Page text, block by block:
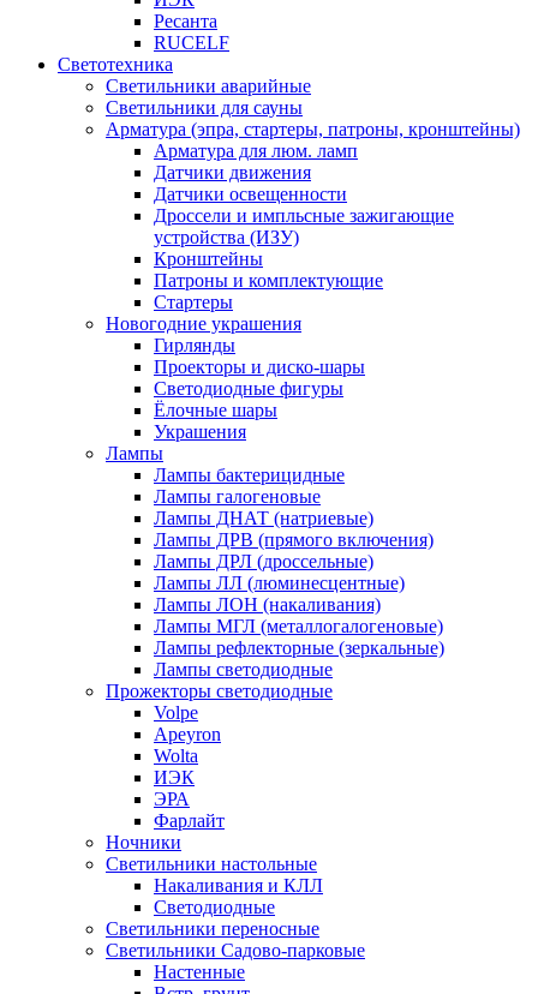
Ресанта
RUCELF
Светотехника
Светильники аварийные
Светильники для сауны
Арматура (эпра, стартеры, патроны, кронштейны)
Арматура для люм. ламп
Датчики движения
Датчики освещенности
Дроссели и импльсные зажигающие
устройства (ИЗУ)
Кронштейны
Патроны и комплектующие
Стартеры
Новогодние украшения
Гирлянды
Проекторы и диско-шары
Светодиодные фигуры
Ёлочные шары
Украшения
Лампы
Лампы бактерицидные
Лампы галогеновые
Лампы ДНАТ (натриевые)
Лампы ДРВ (прямого включения)
Лампы ДРЛ (дроссельные)
Лампы ЛЛ (люминесцентные)
Лампы ЛОН (накаливания)
Лампы МГЛ (металлогалогеновые)
Лампы рефлекторные (зеркальные)
Лампы светодиодные
Прожекторы светодиодные
Volpe
Apeyron
Wolta
ИЭК
ЭРА
Фарлайт
Ночники
Светильники настольные
Накаливания и КЛЛ
Светодиодные
Светильники переносные
Светильники Садово-парковые
Настенные